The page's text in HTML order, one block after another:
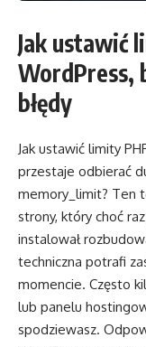
Jak ustawić
WordPress,
błędy
Jak ustawić limity
przestaje odbierać
memory_limit? Ten
strony, który choć
instalował
techniczna potrafi
momencie. Często
lub panelu
spodziewasz.